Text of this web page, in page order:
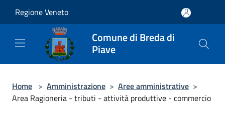
Regione Veneto
Comune di Breda di
Piave
Home > Amministrazione > Aree amministrative >
Area Ragioneria - tributi - attività produttive - commercio